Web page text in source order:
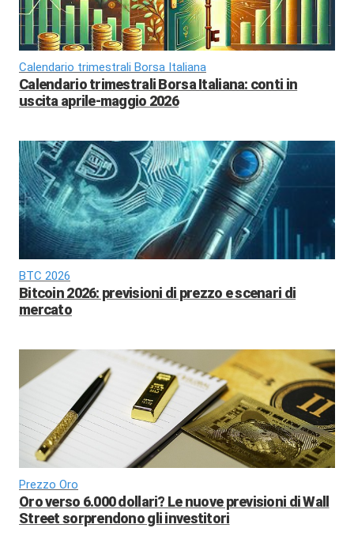
Calendario trimestrali Borsa Italiana
Calendario trimestrali Borsa Italiana: conti in
uscita aprile-maggio 2026
BTC 2026
Bitcoin 2026: previsioni di prezzo e scenari di
mercato
Prezzo Oro
Oro verso 6.000 dollari? Le nuove previsioni di Wall
Street sorprendono gli investitori